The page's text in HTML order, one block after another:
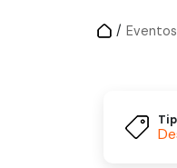
/ Eventos